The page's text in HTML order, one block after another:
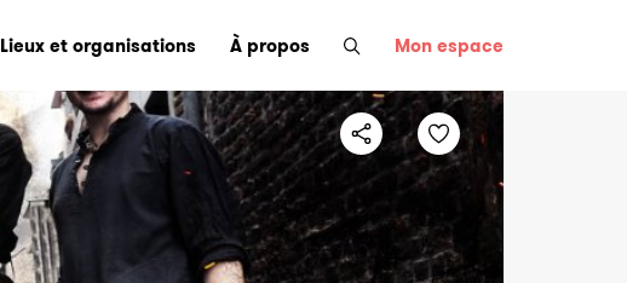
Lieux et organisations À propos Mon espace